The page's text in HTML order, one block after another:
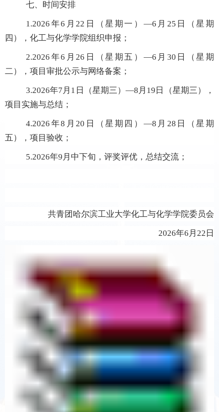
七、时间安排
1.2026 年6 月22 日（星期一） —6 月 25 日（星期
四），化工与化学学院组织申报；
2.2026 年6 月26 日（星期五） —6 月 30 日（星期
二），项目审批公示与网络备案；
3.2026年7 月 1 日（星期三）—8 月 19 日（星期三），
项目实施与总结；
4.2026 年8 月20 日（星期四） —8 月 28 日（星期
五），项目验收；
5.2026年9 月中下旬，评奖评优，总结交流；
共青团哈尔滨工业大学化工与化学学院委员会
2026年6 月 22 日